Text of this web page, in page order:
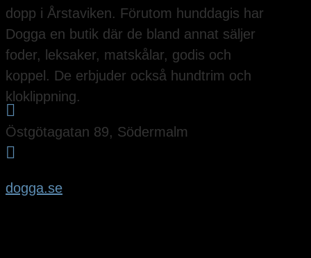
dopp i Årstaviken. Förutom hunddagis har
Dogga en butik där de bland annat säljer
foder, leksaker, matskålar, godis och
koppel. De erbjuder också hundtrim och
kloklippning.

Östgötagatan 89, Södermalm

dogga.se